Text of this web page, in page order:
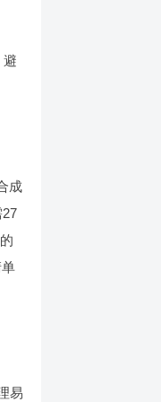
避
成
易